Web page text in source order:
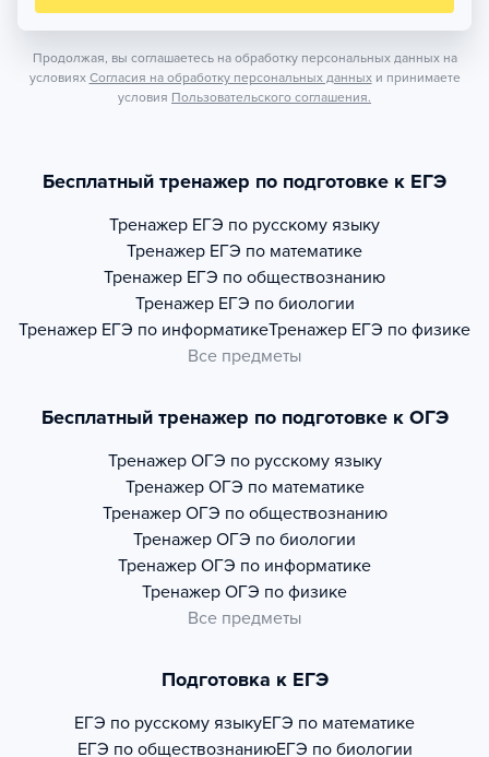
Продолжая, вы соглашаетесь на обработку персональных данных на
условиях Согласия на обработку персональных данных и принимаете
условия Пользовательского соглашения.
Бесплатный тренажер по подготовке к ЕГЭ
Тренажер ЕГЭ по русскому языку
Тренажер ЕГЭ по математике
Тренажер ЕГЭ по обществознанию
Тренажер ЕГЭ по биологии
Тренажер ЕГЭ по информатикеТренажер ЕГЭ по физике
Все предметы
Бесплатный тренажер по подготовке к ОГЭ
Тренажер ОГЭ по русскому языку
Тренажер ОГЭ по математике
Тренажер ОГЭ по обществознанию
Тренажер ОГЭ по биологии
Тренажер ОГЭ по информатике
Тренажер ОГЭ по физике
Все предметы
Подготовка к ЕГЭ
ЕГЭ по русскому языкуЕГЭ по математике
ЕГЭ по обществознаниюЕГЭ по биологии